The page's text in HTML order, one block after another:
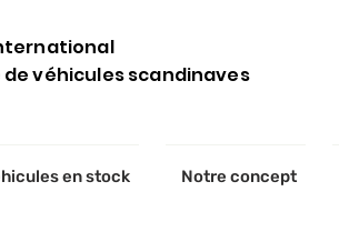
véhicules scandinaves
en stock Notre concept